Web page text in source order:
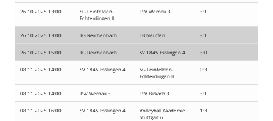
Kontaktformular
26.10.2025 13:00
SG Leinfelden-
Echterdingen II
TSV Wernau 3 3:1
26.10.2025 13:00 TG Reichenbach TB Neuffen 3:1
26.10.2025 15:00 TG Reichenbach SV 1845 Esslingen 4 3:0
08.11.2025 14:00 SV 1845 Esslingen 4
SG Leinfelden-
Echterdingen II
0:3
08.11.2025 14:00 TSV Wernau 3 TSV Birkach 3 3:1
08.11.2025 16:00 SV 1845 Esslingen 4
Volleyball Akademie
Stuttgart 6
1:3